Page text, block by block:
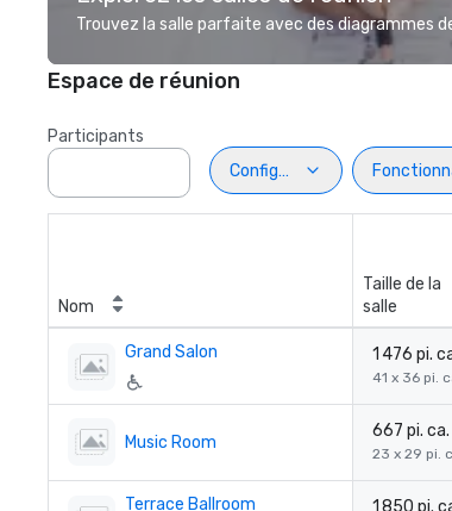
Trouvez la salle parfaite avec des diagrammes
Espace de réunion
Participants
Configuration
Nom
Taille de la
salle
Grand Salon 1 476 pi.
41 x 36 pi.
Music Room
667 pi. ca.
23 x 29 pi.
Terrace Ballroom 1 850 pi.